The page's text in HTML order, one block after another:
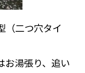
（二つ穴タイ
お湯張り、追い